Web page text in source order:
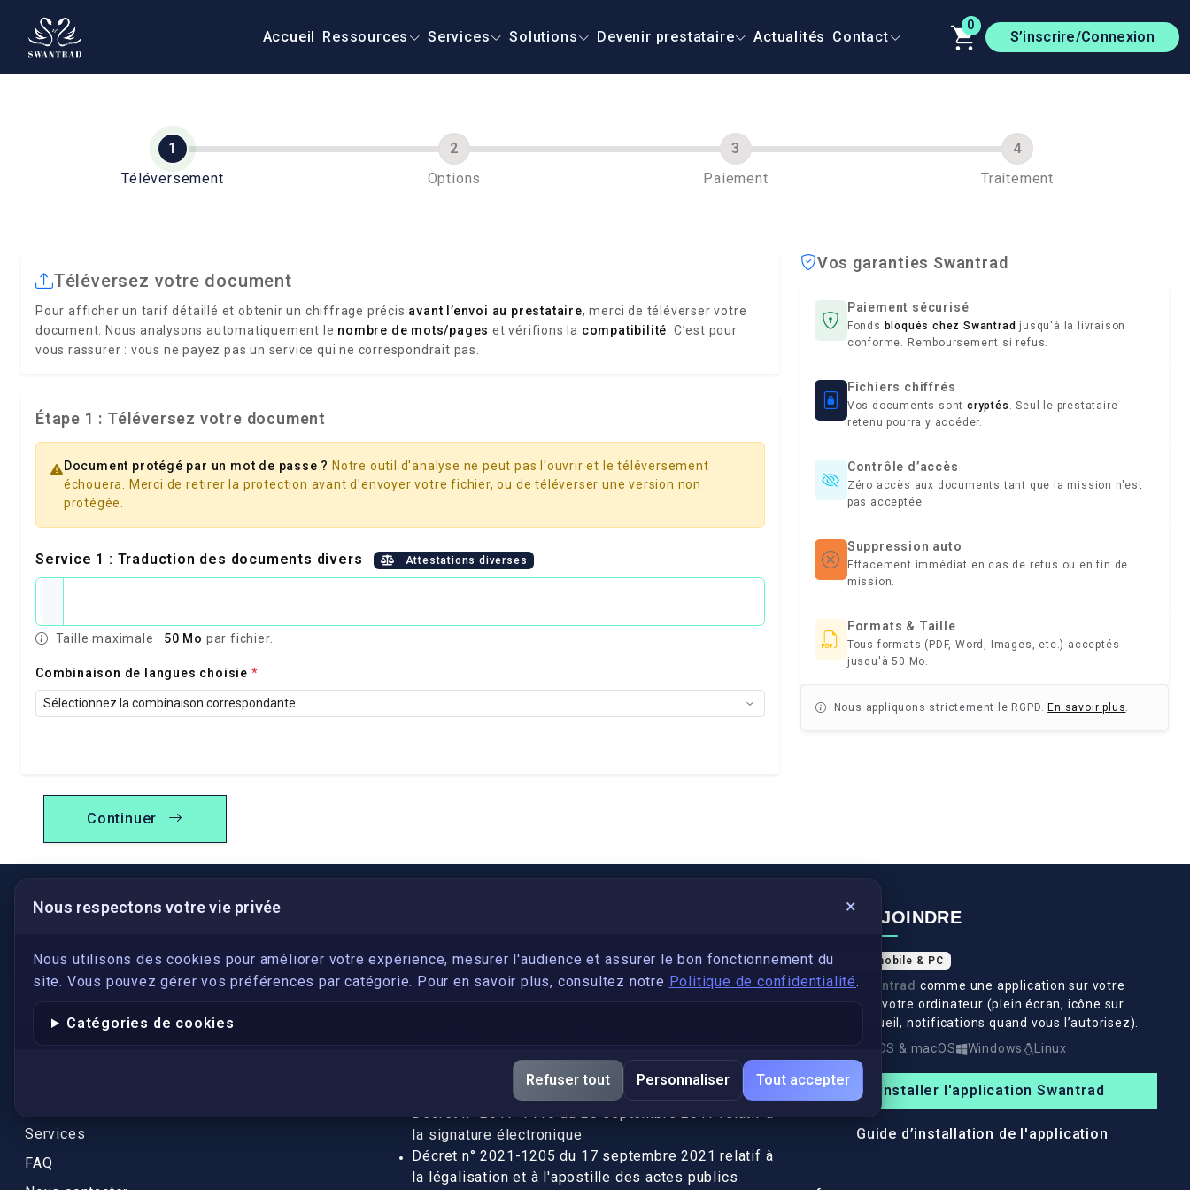
Accueil Ressources Services Solutions Devenir prestataire Actualités Contact
0
S’inscrire/Connexion
Téléversement Options Paiement Traitement
Téléversez votre document
Pour afficher un tarif détaillé et obtenir un chiffrage précis avant l’envoi au prestataire, merci de téléverser votre
document. Nous analysons automatiquement le nombre de mots/pages et vérifions la compatibilité . C’est pour
vous rassurer : vous ne payez pas un service qui ne correspondrait pas.
Étape 1 : Téléversez votre document
Document protégé par un mot de passe ? Notre outil d'analyse ne peut pas l'ouvrir et le téléversement
échouera. Merci de retirer la protection avant d'envoyer votre fichier, ou de téléverser une version non
protégée.
Service 1 : Traduction des documents divers Attestations diverses
Taille maximale : 50 Mo par fichier.
Combinaison de langues choisie *
Continuer
Vos garanties Swantrad
Paiement sécurisé
Fonds bloqués chez Swantrad jusqu'à la livraison
conforme. Remboursement si refus.
Fichiers chiffrés
Vos documents sontcryptés . Seul le prestataire
retenu pourra y accéder.
Contrôle d’accès
Zéro accès aux documents tant que la mission n'est
pas acceptée.
Suppression auto
Effacement immédiat en cas de refus ou en fin de
mission.
Formats & Taille
Tous formats (PDF, Word, Images, etc.) acceptés
jusqu'à 50 Mo.
Nous appliquons strictement le RGPD. En savoir plus.
Nous respectons votre vie privée ×
Nous utilisons des cookies pour améliorer votre expérience, mesurer l'audience et assurer le bon fonctionnement du
site. Vous pouvez gérer vos préférences par catégorie. Pour en savoir plus, consultez notre Politique de confidentialité.
Catégories de cookies
Refuser tout Personnaliser Tout accepter
LIENS UTILES
S'inscrire
Qui sommes-nous ?
Conformité
Services
FAQ
Devenez développeur avec IronSkill Academy
Gubernatis immobilier
Apostille et légalisation, fin de l'obligation entre les
pays de l’UE (Règlement 2016/1191)
Décret n° 2017-1416 du 28 septembre 2017 relatif à
la signature électronique
Décret n° 2021-1205 du 17 septembre 2021 relatif à
la légalisation et à l'apostille des actes publics
NOUS REJOINDRE
Application mobile & PC
InstallezSwantrad comme une application sur votre
téléphone et votre ordinateur (plein écran, icône sur
l’écran d’accueil, notifications quand vous l’autorisez).
iOS & macOS Windows Linux
Installer l'application Swantrad
Guide d’installation de l'application